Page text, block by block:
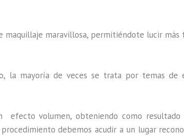
maravillosa, permitiéndote lucir más
la mayoría de veces se trata por temas de
efecto volumen, obteniendo como resultado
debemos acudir a un lugar